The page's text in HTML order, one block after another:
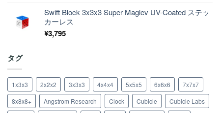
Swift Block 3x3x3 Super Maglev UV-Coated ステッ
カーレス
¥3,795
タグ
1x3x3 2x2x2 3x3x3 4x4x4 5x5x5 6x6x6
7x7x7
8x8x8+
Angstrom Research Clock Cubicle
Cubicle Labs